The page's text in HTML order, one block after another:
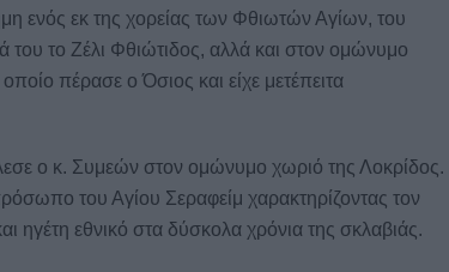
ενός εκ της χορείας των Φθιωτών Αγίων, του
του το Ζέλι Φθιώτιδος, αλλά και στον ομώνυμο
πέρασε ο Όσιος και είχε μετέπειτα
ο κ. Συμεών στον ομώνυμο χωριό της Λοκρίδος.
του Αγίου Σεραφείμ χαρακτηρίζοντας τον
ηγέτη εθνικό στα δύσκολα χρόνια της σκλαβιάς.